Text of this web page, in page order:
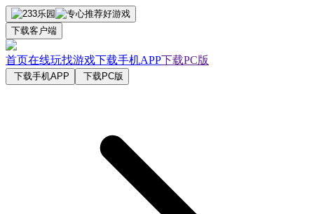
下载客户端
首页在线玩找游戏下载手机APP下载PC版
下载手机APP 下载PC版